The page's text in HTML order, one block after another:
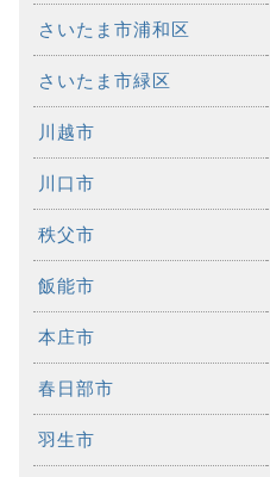
さいたま市浦和区
さいたま市緑区
川越市
川口市
秩父市
飯能市
本庄市
春日部市
羽生市